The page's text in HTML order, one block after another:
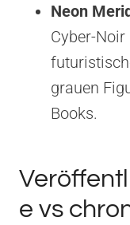
Neon
Cyber-
grauen
Books.
e vs